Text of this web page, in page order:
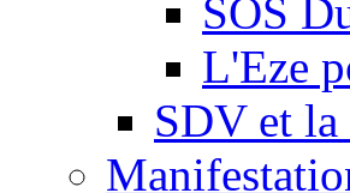
SOS
L'Eze
SDV et